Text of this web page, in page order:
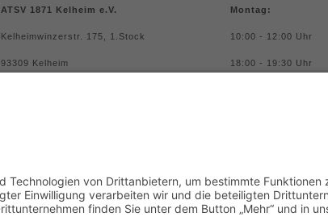
ATSV 1871 Kelheim e.V.
Kelheimwinzerstr. 175, 1.Stock
93309 Kelheim
Montag:
10:00 - 12:00 Uhr
18:00 - 19:30 Uhr